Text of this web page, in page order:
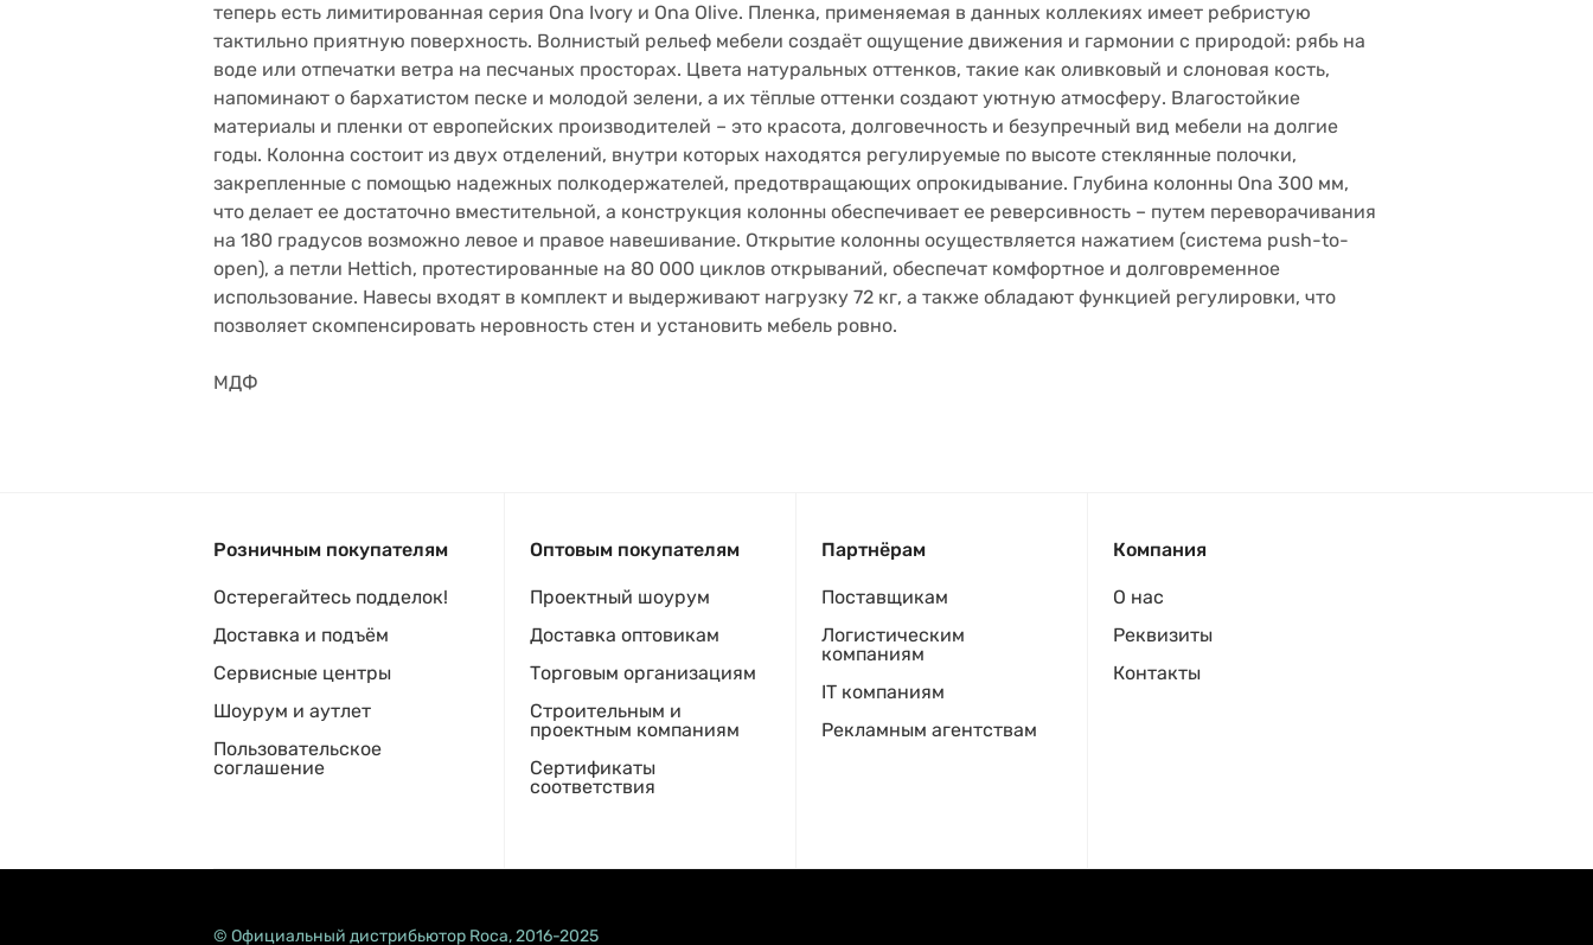
теперь есть лимитированная серия Ona Ivory и Ona Olive. Пленка, применяемая в данных коллекиях имеет ребристую
тактильно приятную поверхность. Волнистый рельеф мебели создаёт ощущение движения и гармонии с природой: рябь на
воде или отпечатки ветра на песчаных просторах. Цвета натуральных оттенков, такие как оливковый и слоновая кость,
напоминают о бархатистом песке и молодой зелени, а их тёплые оттенки создают уютную атмосферу. Влагостойкие
материалы и пленки от европейских производителей – это красота, долговечность и безупречный вид мебели на долгие
годы. Колонна состоит из двух отделений, внутри которых находятся регулируемые по высоте стеклянные полочки,
закрепленные с помощью надежных полкодержателей, предотвращающих опрокидывание. Глубина колонны Ona 300 мм,
что делает ее достаточно вместительной, а конструкция колонны обеспечивает ее реверсивность – путем переворачивания
на 180 градусов возможно левое и правое навешивание. Открытие колонны осуществляется нажатием (система push-to-
open), а петли Hettich, протестированные на 80 000 циклов открываний, обеспечат комфортное и долговременное
использование. Навесы входят в комплект и выдерживают нагрузку 72 кг, а также обладают функцией регулировки, что
позволяет скомпенсировать неровность стен и установить мебель ровно.
МДФ
Розничным покупателям
Остерегайтесь подделок!
Доставка и подъём
Сервисные центры
Шоурум и аутлет
Пользовательское
соглашение
Оптовым покупателям
Проектный шоурум
Доставка оптовикам
Торговым организациям
Строительным и
проектным компаниям
Сертификаты
соответствия
Партнёрам
Поставщикам
Логистическим
компаниям
IT компаниям
Рекламным агентствам
Компания
О нас
Реквизиты
Контакты
© Официальный дистрибьютор Roca, 2016-2025